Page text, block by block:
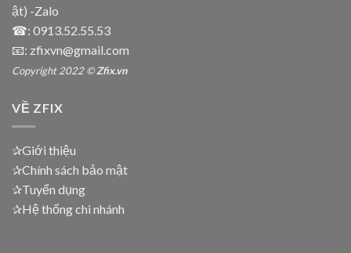
ật) -Zalo
☎: 0913.52.55.53
📧: zfixvn@gmail.com
Copyright 2022 ©Zfix.vn
VỀ ZFIX
✰Giới thiệu
✰Chính sách bảo mật
✰Tuyển dụng
✰Hệ thống chi nhánh